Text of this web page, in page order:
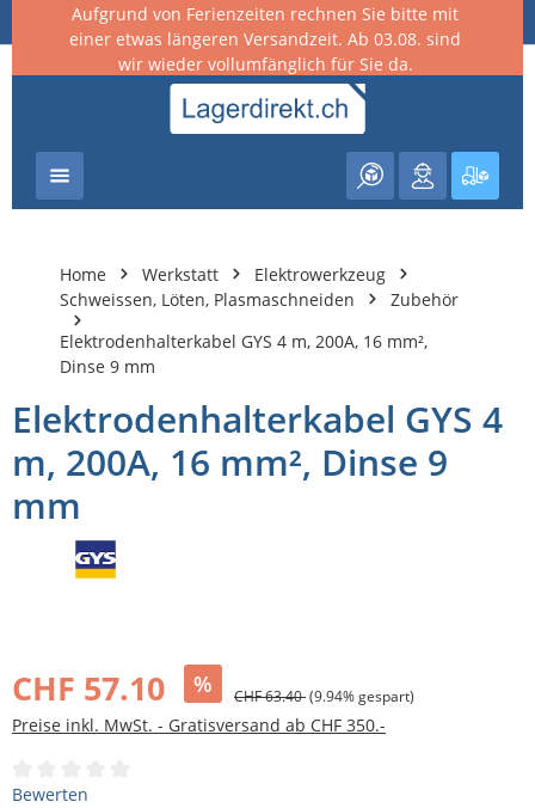
springen
Aufgrund von Ferienzeiten rechnen Sie bitte mit
einer etwas längeren Versandzeit. Ab 03.08. sind
wir wieder vollumfänglich für Sie da.
Home Werkstatt
Elektrowerkzeug
Schweissen, Löten, Plasmaschneiden
Zubehör
Elektrodenhalterkabel GYS 4 m, 200A, 16 mm²,
Dinse 9 mm
Elektrodenhalterkabel GYS 4
m, 200A, 16 mm², Dinse 9
mm
CHF 57.10 % CHF 63.40(9.94% gespart)
Preise inkl. MwSt. - Gratisversand ab CHF 350.-
Durchschnittliche Bewertung von 0 von 5 Sternen
Bewerten